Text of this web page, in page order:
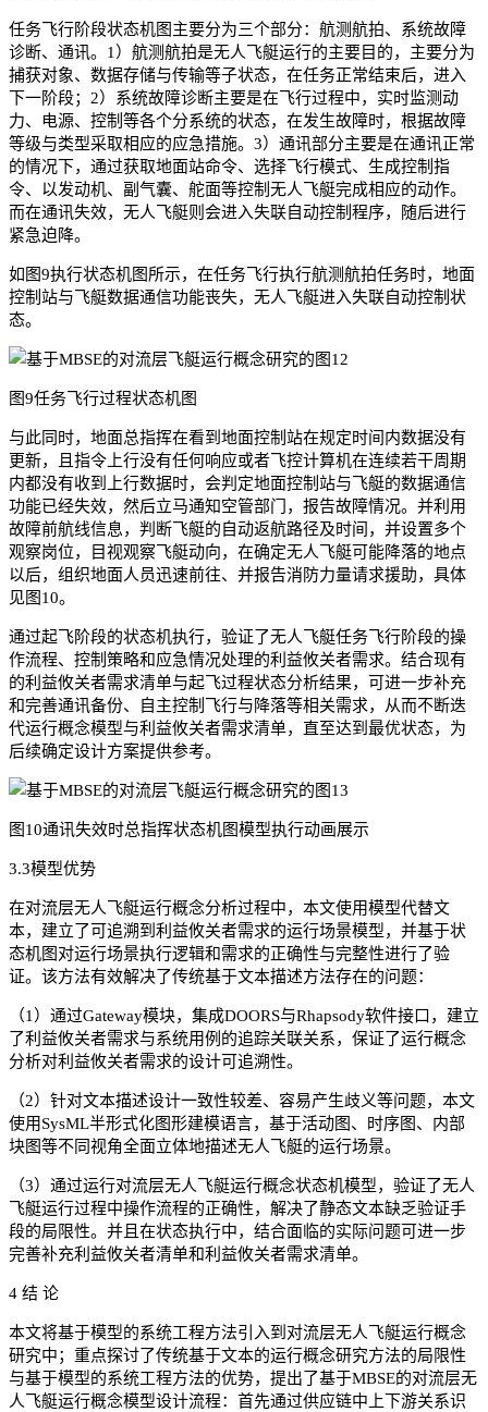
任务飞行阶段状态机图主要分为三个部分：航测航拍、系统故障
诊断、通讯。1）航测航拍是无人飞艇运行的主要目的，主要分为
捕获对象、数据存储与传输等子状态，在任务正常结束后，进入
下一阶段；2）系统故障诊断主要是在飞行过程中，实时监测动
力、电源、控制等各个分系统的状态，在发生故障时，根据故障
等级与类型采取相应的应急措施。3）通讯部分主要是在通讯正常
的情况下，通过获取地面站命令、选择飞行模式、生成控制指
令、以发动机、副气囊、舵面等控制无人飞艇完成相应的动作。
而在通讯失效，无人飞艇则会进入失联自动控制程序，随后进行
紧急迫降。
如图9执行状态机图所示，在任务飞行执行航测航拍任务时，地面
控制站与飞艇数据通信功能丧失，无人飞艇进入失联自动控制状
态。
图9任务飞行过程状态机图
与此同时，地面总指挥在看到地面控制站在规定时间内数据没有
更新，且指令上行没有任何响应或者飞控计算机在连续若干周期
内都没有收到上行数据时，会判定地面控制站与飞艇的数据通信
功能已经失效，然后立马通知空管部门，报告故障情况。并利用
故障前航线信息，判断飞艇的自动返航路径及时间，并设置多个
观察岗位，目视观察飞艇动向，在确定无人飞艇可能降落的地点
以后，组织地面人员迅速前往、并报告消防力量请求援助，具体
见图10。
通过起飞阶段的状态机执行，验证了无人飞艇任务飞行阶段的操
作流程、控制策略和应急情况处理的利益攸关者需求。结合现有
的利益攸关者需求清单与起飞过程状态分析结果，可进一步补充
和完善通讯备份、自主控制飞行与降落等相关需求，从而不断迭
代运行概念模型与利益攸关者需求清单，直至达到最优状态，为
后续确定设计方案提供参考。
图10通讯失效时总指挥状态机图模型执行动画展示
3.3模型优势
在对流层无人飞艇运行概念分析过程中，本文使用模型代替文
本，建立了可追溯到利益攸关者需求的运行场景模型，并基于状
态机图对运行场景执行逻辑和需求的正确性与完整性进行了验
证。该方法有效解决了传统基于文本描述方法存在的问题：
（1）通过Gateway模块，集成DOORS与Rhapsody软件接口，建立
了利益攸关者需求与系统用例的追踪关联关系，保证了运行概念
分析对利益攸关者需求的设计可追溯性。
（2）针对文本描述设计一致性较差、容易产生歧义等问题，本文
使用SysML半形式化图形建模语言，基于活动图、时序图、内部
块图等不同视角全面立体地描述无人飞艇的运行场景。
（3）通过运行对流层无人飞艇运行概念状态机模型，验证了无人
飞艇运行过程中操作流程的正确性，解决了静态文本缺乏验证手
段的局限性。并且在状态执行中，结合面临的实际问题可进一步
完善补充利益攸关者清单和利益攸关者需求清单。
4 结 论
本文将基于模型的系统工程方法引入到对流层无人飞艇运行概念
研究中；重点探讨了传统基于文本的运行概念研究方法的局限性
与基于模型的系统工程方法的优势，提出了基于MBSE的对流层无
人飞艇运行概念模型设计流程：首先通过供应链中上下游关系识